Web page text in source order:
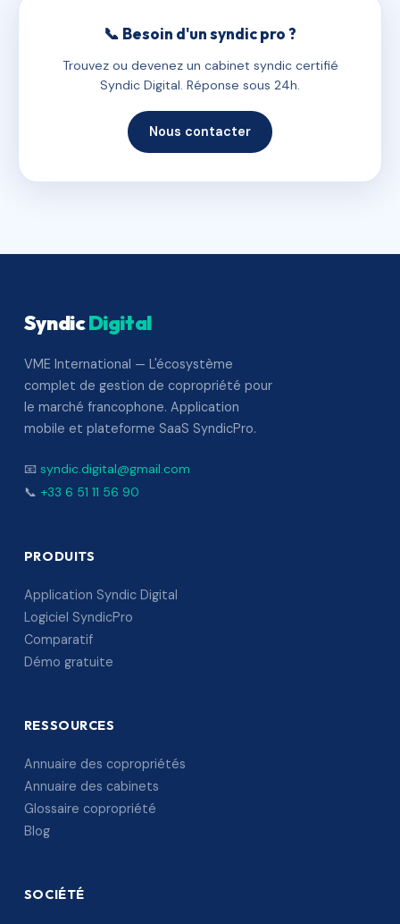
📞 Besoin d'un syndic pro ?
Trouvez ou devenez un cabinet syndic certifié
Syndic Digital. Réponse sous 24h.
Nous contacter
SyndicDigital
VME International — L'écosystème
complet de gestion de copropriété pour
le marché francophone. Application
mobile et plateforme SaaS SyndicPro.
📧 syndic.digital@gmail.com
📞 +33 6 51 11 56 90
PRODUITS
Application Syndic Digital
Logiciel SyndicPro
Comparatif
Démo gratuite
RESSOURCES
Annuaire des copropriétés
Annuaire des cabinets
Glossaire copropriété
Blog
SOCIÉTÉ